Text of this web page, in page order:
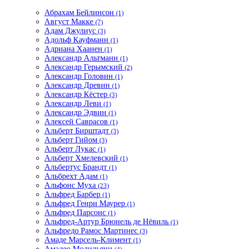
Абрахам Бейлинсон (1)
Август Макке (7)
Адам Джулиус (3)
Адольф Кауфманн (1)
Адриана Хаанен (1)
Александр Альтманн (1)
Александр Герымский (2)
Александр Головин (1)
Александр Древин (1)
Александр Кёстер (3)
Александр Леви (1)
Александр Эдвин (1)
Алексей Саврасов (1)
Альберт Бирштадт (3)
Альберт Гийом (3)
Альберт Лукас (1)
Альберт Хмелевский (1)
Альбертус Брандт (1)
Альбрехт Адам (1)
Альфонс Муха (23)
Альфред Барбер (1)
Альфред Генри Маурер (1)
Альфред Парсонс (1)
Альфред-Артур Брюнель де Нёвиль (1)
Альфредо Рамос Мартинес (3)
Амаде Марсель-Климент (1)